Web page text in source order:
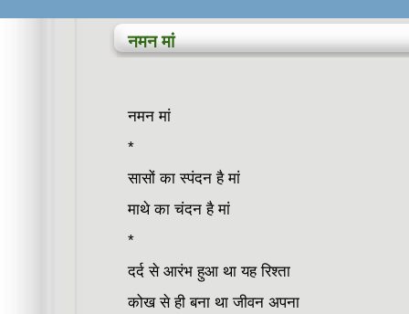
नमन मां
नमन मां
*
सासों का स्पंदन है मां
माथे का चंदन है मां
*
दर्द से आरंभ हुआ था यह रिश्ता
कोख से ही बना था जीवन अपना